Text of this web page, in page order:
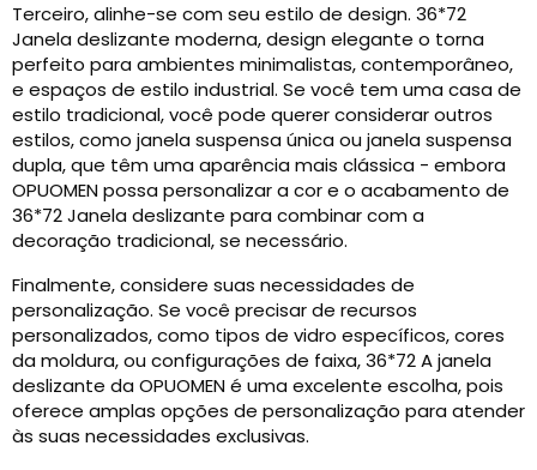
Terceiro, alinhe-se com seu estilo de design. 36*72
Janela deslizante moderna, design elegante o torna
perfeito para ambientes minimalistas, contemporâneo,
e espaços de estilo industrial. Se você tem uma casa de
estilo tradicional, você pode querer considerar outros
estilos, como janela suspensa única ou janela suspensa
dupla, que têm uma aparência mais clássica - embora
OPUOMEN possa personalizar a cor e o acabamento de
36*72 Janela deslizante para combinar com a
decoração tradicional, se necessário.
Finalmente, considere suas necessidades de
personalização. Se você precisar de recursos
personalizados, como tipos de vidro específicos, cores
da moldura, ou configurações de faixa, 36*72 A janela
deslizante da OPUOMEN é uma excelente escolha, pois
oferece amplas opções de personalização para atender
às suas necessidades exclusivas.